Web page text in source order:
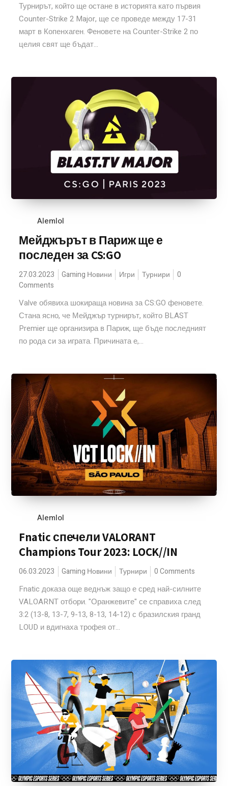
Турнирът, който ще остане в историята като първия
Counter-Strike 2 Major, ще се проведе между 17-31
март в Копенхаген. Феновете на Counter-Strike 2 по
целия свят ще бъдат...
Alemlol
Мейджърът в Париж ще е
последен за CS:GO
27.03.2023 Gaming Новини Игри Турнири
0
Comments
Valve обявиха шокираща новина за CS:GO феновете.
Стана ясно, че Мейджър турнирът, който BLAST
Premier ще организира в Париж, ще бъде последният
по рода си за играта. Причината е,...
Alemlol
Fnatic спечели VALORANT
Champions Tour 2023: LOCK//IN
06.03.2023 Gaming Новини Турнири 0 Comments
Fnatic доказа още веднъж защо е сред най-силните
VALOARNT отбори. "Оранжевите" се справиха след
3:2 (13-8, 13-7, 9-13, 8-13, 14-12) с бразилския гранд
LOUD и вдигнаха трофея от...